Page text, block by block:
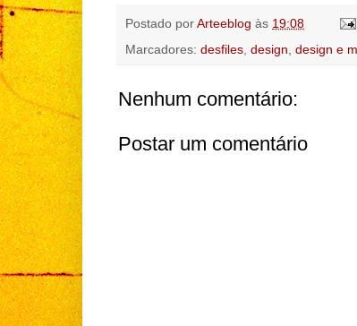
Postado porArteeblog às 19:08
Marcadores: desfiles design design e
Nenhum comentário:
Postar um comentário